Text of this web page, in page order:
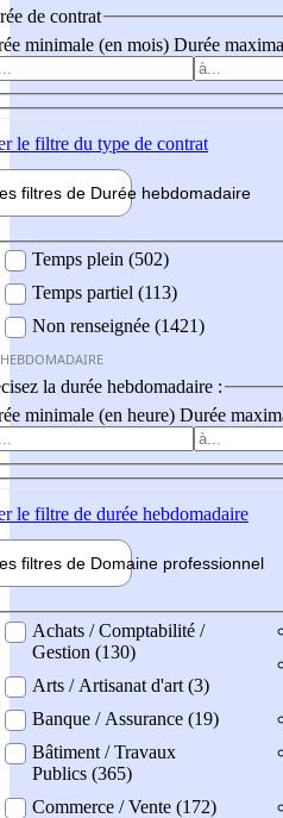
de contrat
minimale (en mois) Durée
le filtre du type de contrat
filtres de Durée hebdomadaire
Temps plein (502)
Temps partiel (113)
Non renseignée (1421)
la durée hebdomadaire :
minimale (en heure) Durée
le filtre de durée hebdomadaire
filtres de Domaine professionnel
professionel
Achats / Comptabilité /
Gestion (130)
Arts / Artisanat d'art (3)
Banque / Assurance (19)
Bâtiment / Travaux
Publics (365)
Commerce / Vente (172)